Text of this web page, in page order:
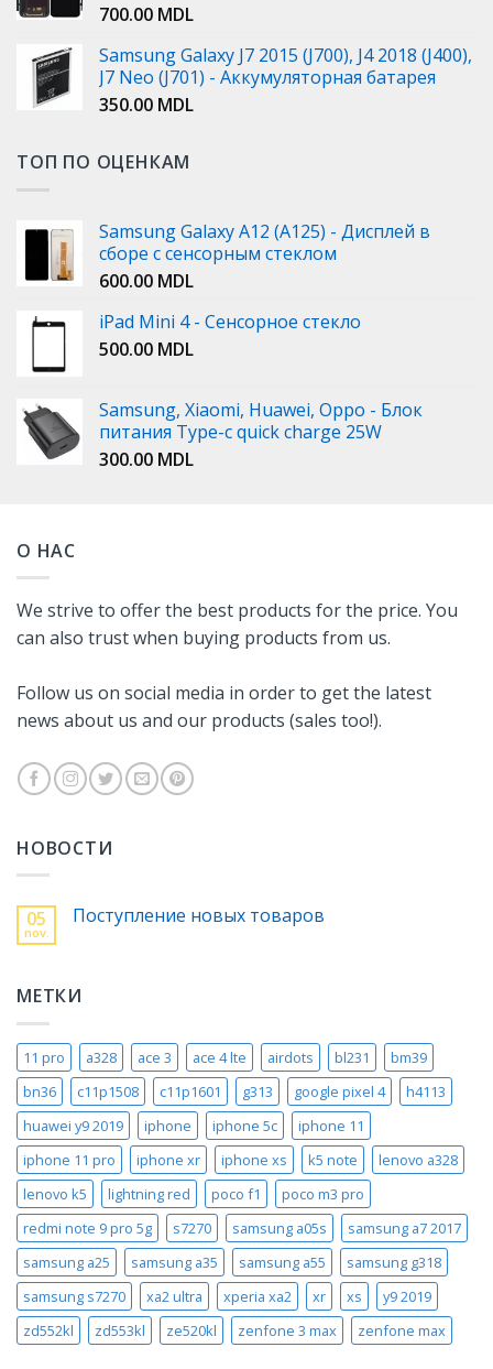
700.00 MDL
Samsung Galaxy J7 2015 (J700), J4 2018 (J400),
J7 Neo (J701) - Аккумуляторная батарея
350.00 MDL
ТОП ПО ОЦЕНКАМ
Samsung Galaxy A12 (A125) - Дисплей в
сборе с сенсорным стеклом
600.00 MDL
iPad Mini 4 - Сенсорное стекло
500.00 MDL
Samsung, Xiaomi, Huawei, Oppo - Блок
питания Type-c quick charge 25W
300.00 MDL
О НАС
We strive to offer the best products for the price. You
can also trust when buying products from us.
Follow us on social media in order to get the latest
news about us and our products (sales too!).
НОВОСТИ
05
nov.
Поступление новых товаров
МЕТКИ
11 pro a328 ace 3 ace 4 lte airdots bl231
bm39
bn36
c11p1508 c11p1601 g313 google pixel 4
h4113
huawei y9 2019
iphone iphone 5c
iphone 11
iphone 11 pro
iphone xr iphone xs k5 note
lenovo a328
lenovo k5
lightning red poco f1
poco m3 pro
redmi note 9 pro 5g
s7270 samsung a05s
samsung a7 2017
samsung a25
samsung a35 samsung a55
samsung g318
samsung s7270
xa2 ultra xperia xa2 xr xs
y9 2019
zd552kl
zd553kl ze520kl zenfone 3 max zenfone max